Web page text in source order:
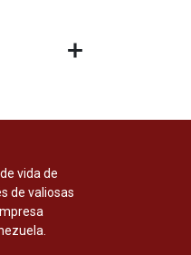
vida de
de valiosas